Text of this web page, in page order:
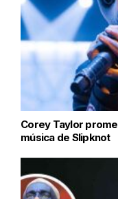
Corey Taylor
música de Slipknot